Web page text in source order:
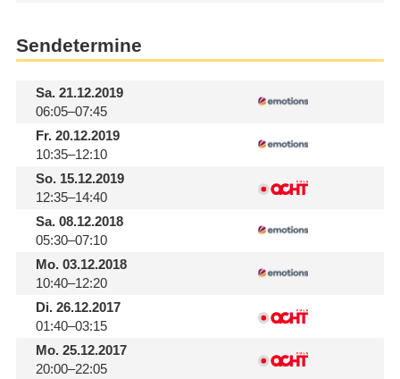
Sendetermine
Sa.21.12.2019
06:05–07:45
Fr.20.12.2019
10:35–12:10
So.15.12.2019
12:35–14:40
Sa.08.12.2018
05:30–07:10
Mo.03.12.2018
10:40–12:20
Di.26.12.2017
01:40–03:15
Mo.25.12.2017
20:00–22:05